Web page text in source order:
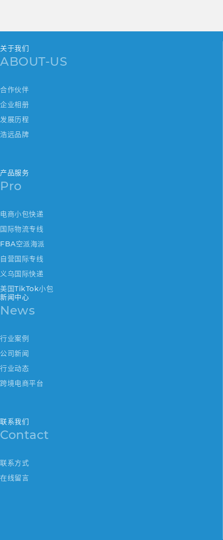
关于我们
ABOUT-US
合作伙伴
企业相册
发展历程
浩远品牌
产品服务
Pro
电商小包快递
国际物流专线
FBA空派海派
自营国际专线
义乌国际快递
美国TikTok小包
新闻中心
News
行业案例
公司新闻
行业动态
跨境电商平台
联系我们
Contact
联系方式
在线留言